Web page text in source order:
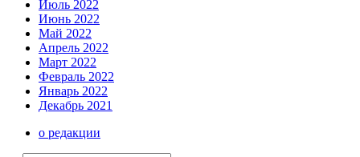
Июль 2022
Июнь 2022
Май 2022
Апрель 2022
Март 2022
Февраль 2022
Январь 2022
Декабрь 2021
о редакции